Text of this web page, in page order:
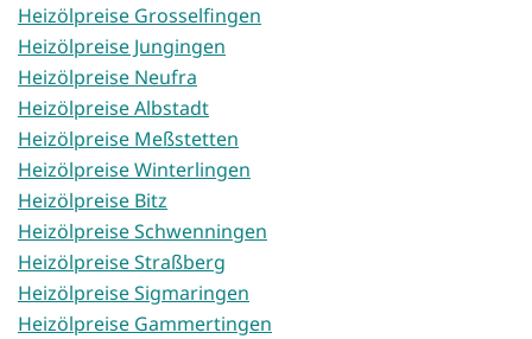
Heizölpreise Grosselfingen
Heizölpreise Jungingen
Heizölpreise Neufra
Heizölpreise Albstadt
Heizölpreise Meßstetten
Heizölpreise Winterlingen
Heizölpreise Bitz
Heizölpreise Schwenningen
Heizölpreise Straßberg
Heizölpreise Sigmaringen
Heizölpreise Gammertingen